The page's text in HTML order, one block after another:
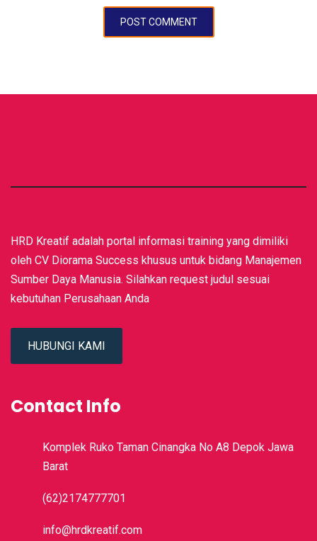
HRD Kreatif adalah portal informasi training yang dimiliki
oleh CV Diorama Success khusus untuk bidang Manajemen
Sumber Daya Manusia. Silahkan request judul sesuai
kebutuhan Perusahaan Anda
HUBUNGI KAMI
Contact Info
Komplek Ruko Taman Cinangka No A8 Depok Jawa
Barat
(62)2174777701
info@hrdkreatif.com